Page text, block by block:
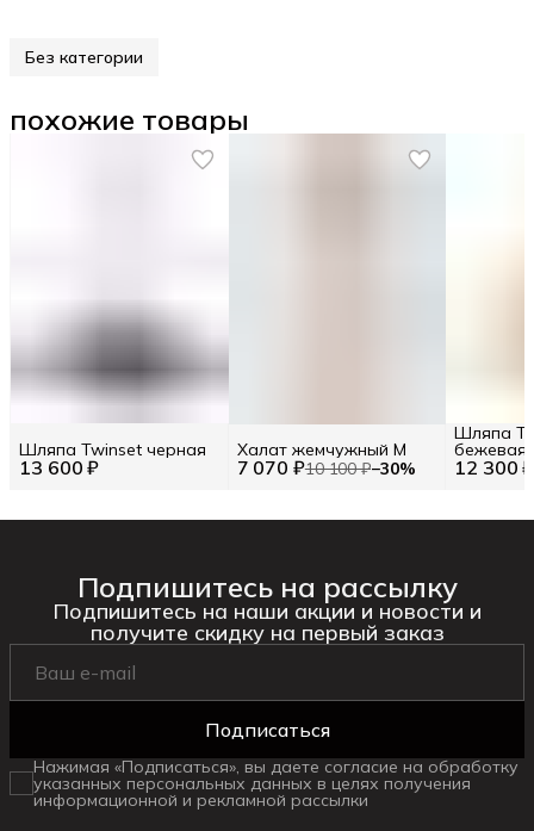
Без категории
похожие товары
13 600 ₽
Шляпа Twinset черная
7 070 ₽10 100 ₽−30%
Халат жемчужный M
12 300 ₽
Шляпа
бежевая
Подпишитесь на рассылку
Подпишитесь на наши акции и новости и
получите скидку на первый заказ
Подписаться
Нажимая «Подписаться», вы даете согласие на обработку
указанных персональных данных в целях получения
информационной и рекламной рассылки